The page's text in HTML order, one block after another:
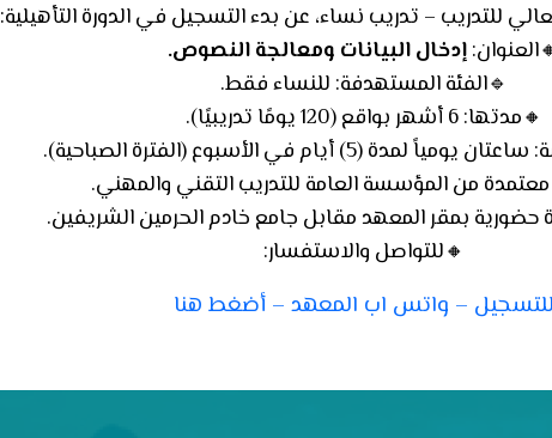
للتدريب – تدريب نساء، عن بدء التسجيل في الدورة التأهيلية:
إدخال البيانات ومعالجة النصوص.
🔹الفئة المستهدفة: للنساء فقط.
🔸مدتها: 6 أشهر بواقع (120 يومًا تدريبيًا).
لمدة (5) أيام في الأسبوع (الفترة الصباحية).
من المؤسسة العامة للتدريب التقني والمهني.
حضورية بمقر المعهد مقابل جامع خادم الحرمين الشريفين.
🔸للتواصل والاستفسار:
للتسجيل – واتس اب المعهد – أضغط هنا